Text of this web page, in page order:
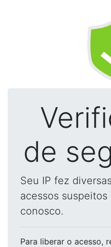
de
Seu IP fez
acessos
conosco.
Para liberar o acesso,